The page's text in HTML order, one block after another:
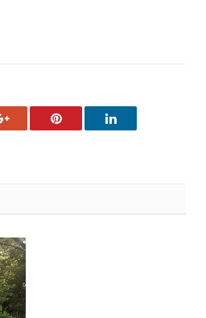
Google+ Pinterest LinkedIn